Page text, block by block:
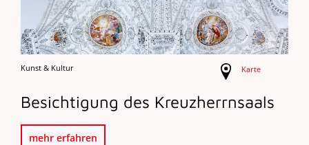
Kunst & Kultur Karte
Besichtigung des Kreuzherrnsaals
mehr erfahren